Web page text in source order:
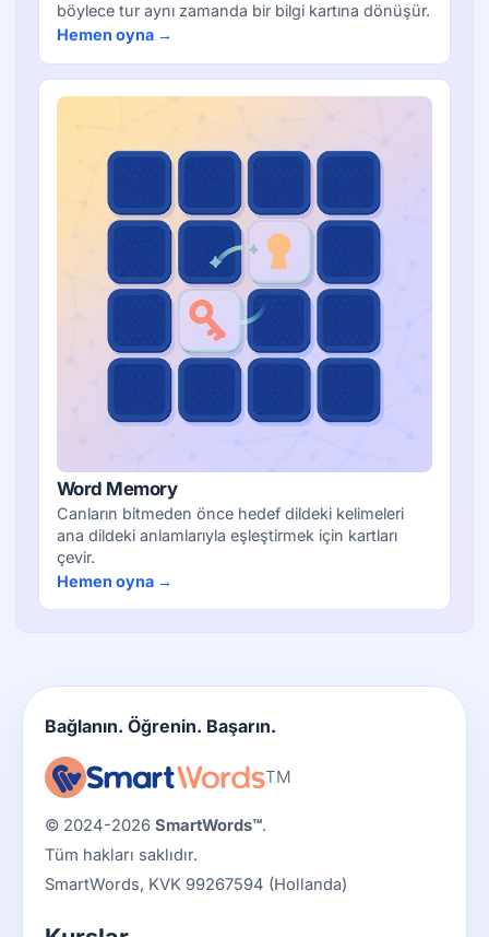
böylece tur aynı zamanda bir bilgi kartına dönüşür.
Hemen oyna →
Word Memory
Canların bitmeden önce hedef dildeki kelimeleri
ana dildeki anlamlarıyla eşleştirmek için kartları
çevir.
Hemen oyna →
Bağlanın. Öğrenin. Başarın.
TM
© 2024-2026 SmartWords™.
Tüm hakları saklıdır.
SmartWords, KVK 99267594 (Hollanda)